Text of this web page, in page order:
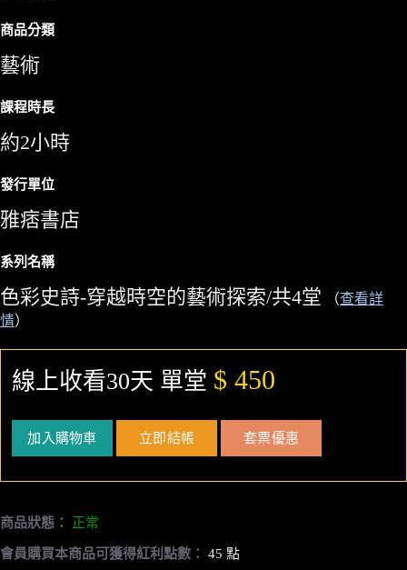
商品分類
藝術
課程時長
約2小時
發行單位
雅痞書店
系列名稱
色彩史詩-穿越時空的藝術探索/共4堂 （查看詳
情）
線上收看30天 單堂 $ 450
加入購物車 立即結帳 套票優惠
商品狀態： 正常
會員購買本商品可獲得紅利點數： 45 點